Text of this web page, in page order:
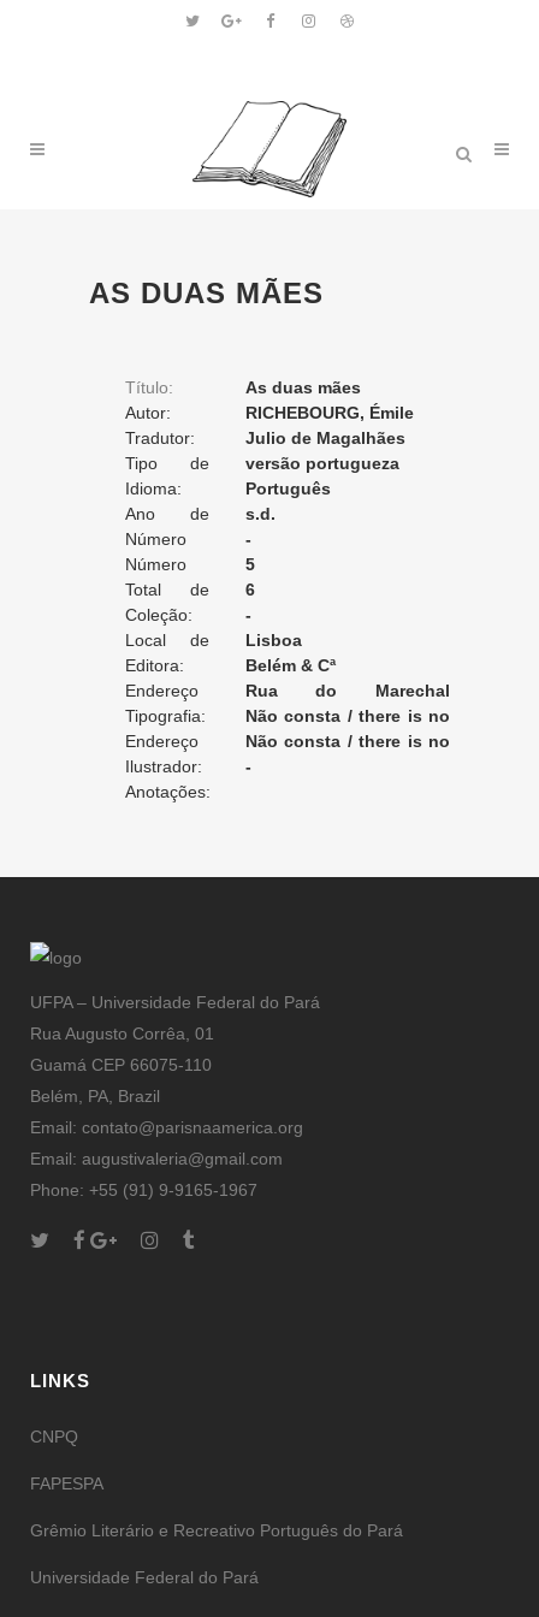
AS DUAS MÃES
Título:
As duas mães
Autor:
RICHEBOURG, Émile
Tradutor:
Julio de Magalhães
Tipo de
Tradução:
versão portugueza
Idioma:
Português
Ano de
Edição:
s.d.
Número
da Edição:
-
Número
do Volume:
5
Total de
Volumes:
6
Coleção:
-
Local de
Edição:
Lisboa
Editora:
Belém & Cª
Endereço
da Editora:
Rua do Marechal
Saldanha, 26
Tipografia:
Não consta / there is no
record / non enregistré
Endereço
da Tipografia:
Não consta / there is no
record / non enregistré
Ilustrador:
-
Anotações:
UFPA – Universidade Federal do Pará
Rua Augusto Corrêa, 01
Guamá CEP 66075-110
Belém, PA, Brazil
Email: contato@parisnaamerica.org
Email: augustivaleria@gmail.com
Phone: +55 (91) 9-9165-1967
LINKS
CNPQ
FAPESPA
Grêmio Literário e Recreativo Português do Pará
Universidade Federal do Pará